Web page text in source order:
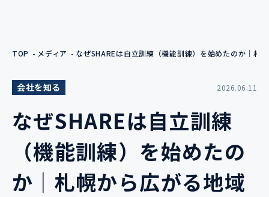
TOP メディア なぜSHAREは自立訓練（機能訓練）を始めたのか｜札
会社を知る 2026.06.11
なぜSHAREは自立訓練
（機能訓練）を始めたの
か｜札幌から広がる地域